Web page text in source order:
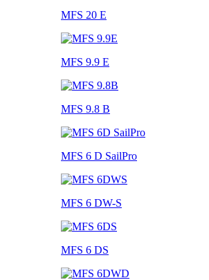
MFS 20 E
MFS 9.9 E
MFS 9.8 B
MFS 6 D SailPro
MFS 6 DW-S
MFS 6 DS